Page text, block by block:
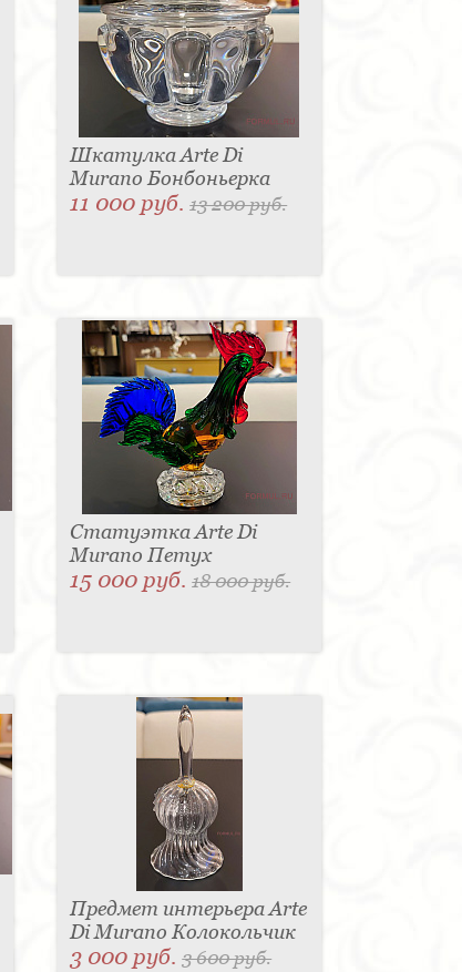
Шкатулка Arte Di
Murano Бонбоньерка
11 000 руб.13 200 руб.
Статуэтка Arte Di
Murano Петух
15 000 руб.18 000 руб.
Предмет интерьера Arte
Di Murano Колокольчик
3 000 руб.3 600 руб.